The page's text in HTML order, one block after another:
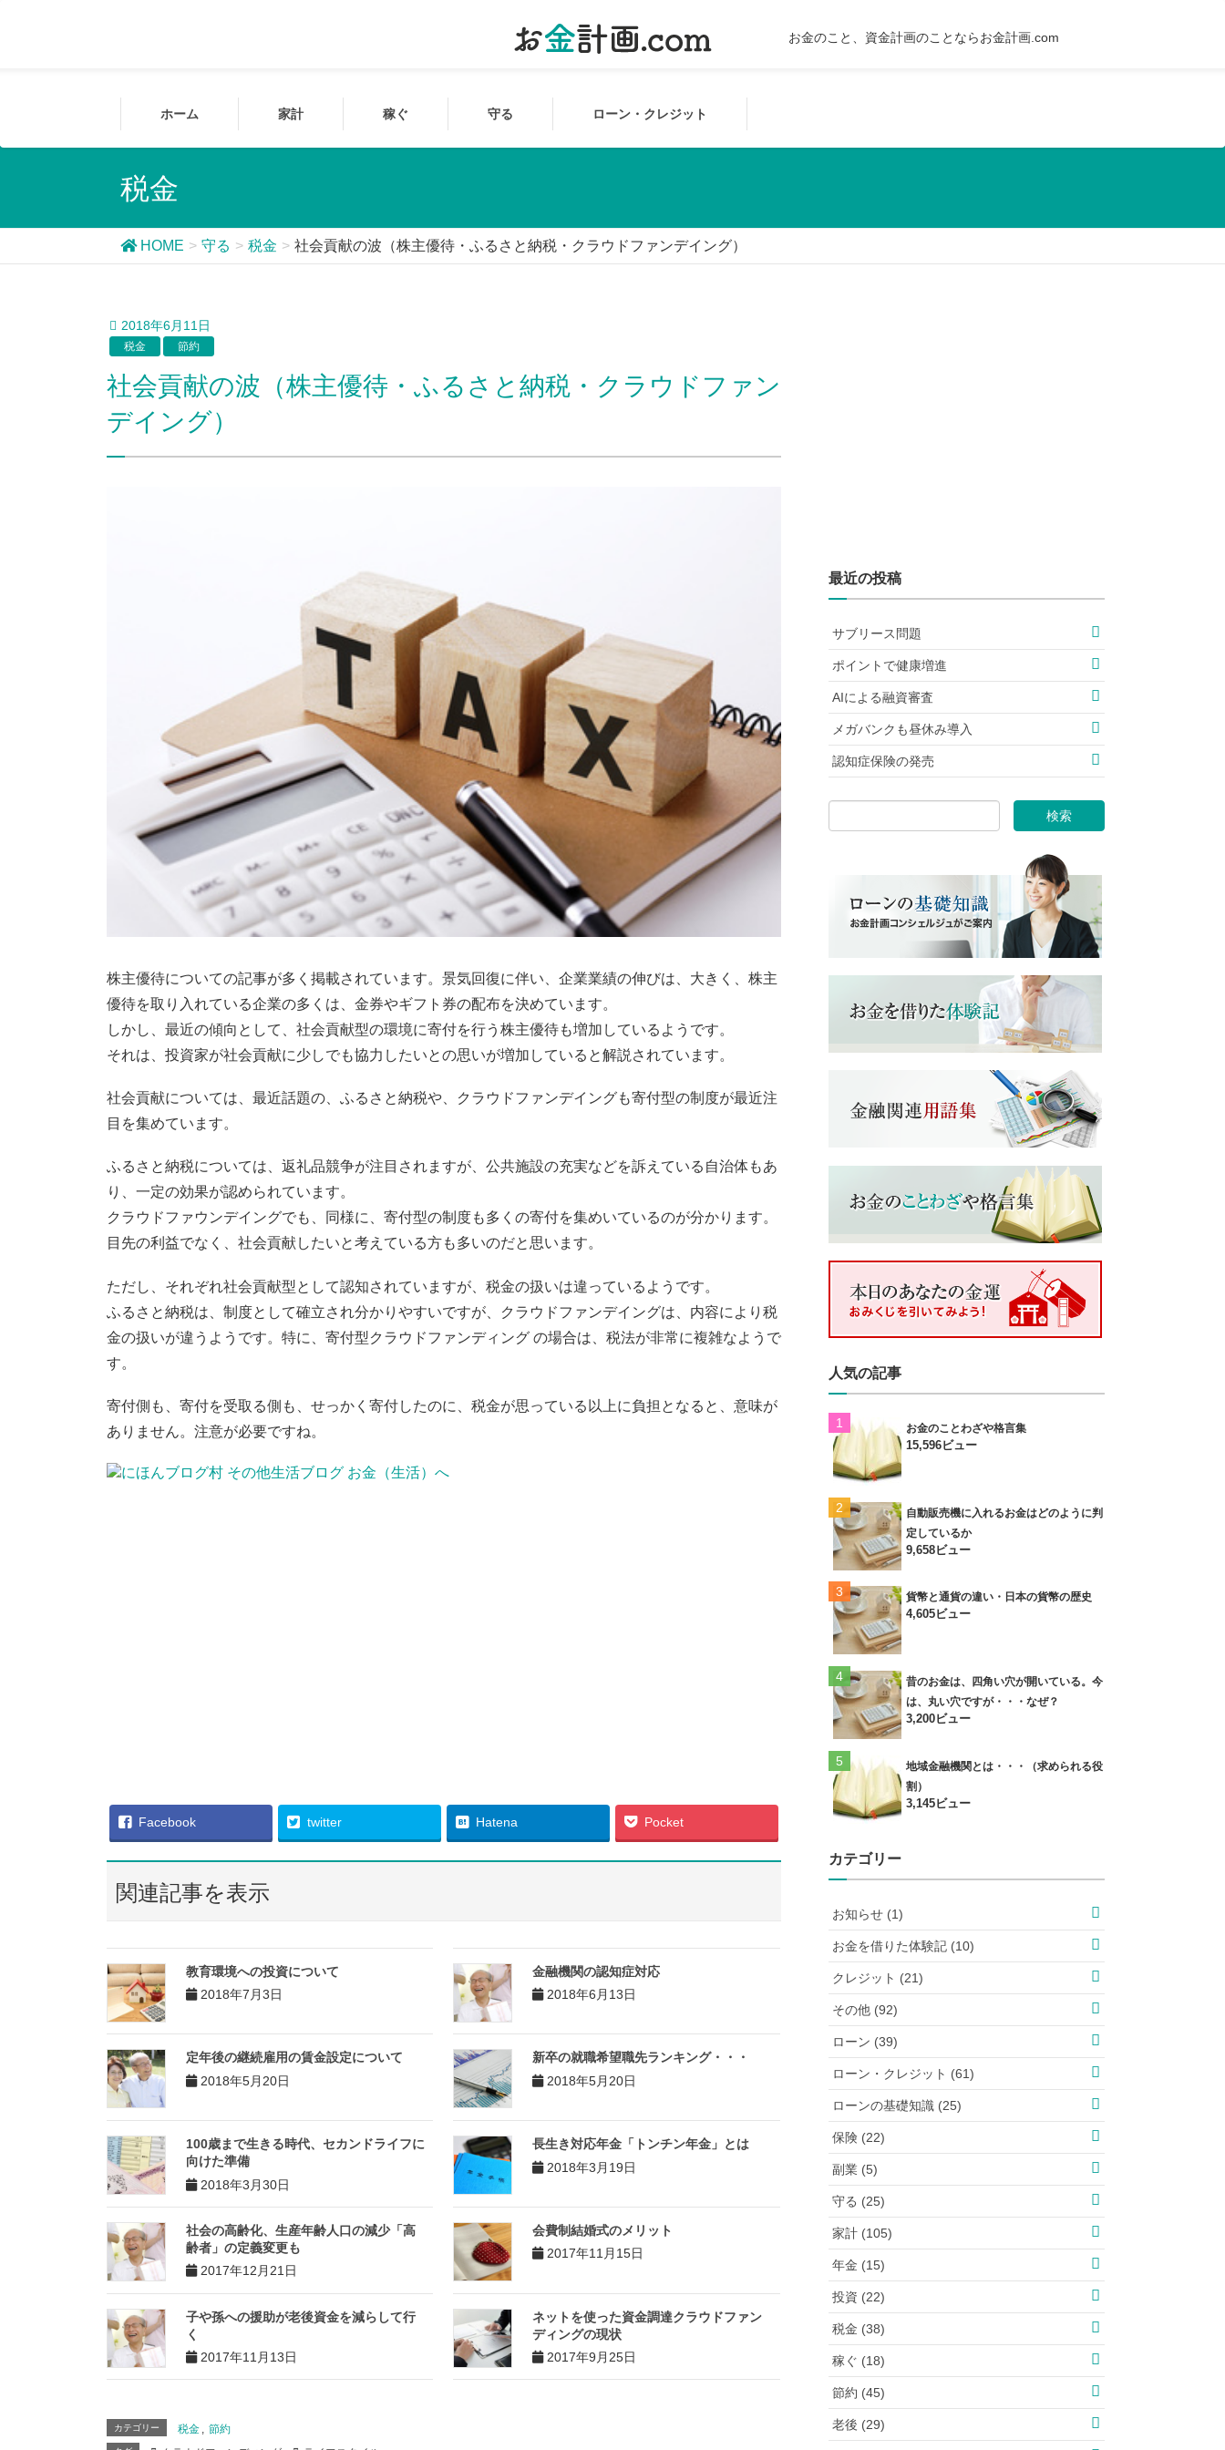
お金のこと、資金計画のことならお金計画.com
ホーム 家計 稼ぐ 守る ローン・クレジット
税金
HOME 守る 税金 社会貢献の波（株主優待・ふるさと納税・クラウドファンデイング）
2018年6月11日
税金 節約
社会貢献の波（株主優待・ふるさと納税・クラウドファン
デイング）
株主優待についての記事が多く掲載されています。景気回復に伴い、企業業績の伸びは、大きく、株主
優待を取り入れている企業の多くは、金券やギフト券の配布を決めています。
しかし、最近の傾向として、社会貢献型の環境に寄付を行う株主優待も増加しているようです。
それは、投資家が社会貢献に少しでも協力したいとの思いが増加していると解説されています。
社会貢献については、最近話題の、ふるさと納税や、クラウドファンデイングも寄付型の制度が最近注
目を集めています。
ふるさと納税については、返礼品競争が注目されますが、公共施設の充実などを訴えている自治体もあ
り、一定の効果が認められています。
クラウドファウンデイングでも、同様に、寄付型の制度も多くの寄付を集めいているのが分かります。
目先の利益でなく、社会貢献したいと考えている方も多いのだと思います。
ただし、それぞれ社会貢献型として認知されていますが、税金の扱いは違っているようです。
ふるさと納税は、制度として確立され分かりやすいですが、クラウドファンデイングは、内容により税
金の扱いが違うようです。特に、寄付型クラウドファンディング の場合は、税法が非常に複雑なようで
す。
寄付側も、寄付を受取る側も、せっかく寄付したのに、税金が思っている以上に負担となると、意味が
ありません。注意が必要ですね。
Facebook twitter Hatena Pocket
関連記事を表示
教育環境への投資について
2018年7月3日
金融機関の認知症対応
2018年6月13日
定年後の継続雇用の賃金設定について
2018年5月20日
新卒の就職希望職先ランキング・・・
2018年5月20日
100歳まで生きる時代、セカンドライフに
向けた準備
2018年3月30日
長生き対応年金「トンチン年金」とは
2018年3月19日
社会の高齢化、生産年齢人口の減少「高
齢者」の定義変更も
2017年12月21日
会費制結婚式のメリット
2017年11月15日
子や孫への援助が老後資金を減らして行
く
2017年11月13日
ネットを使った資金調達クラウドファン
ディングの現状
2017年9月25日
カテゴリー 税金 , 節約
最近の投稿
サブリース問題
ポイントで健康増進
AIによる融資審査
メガバンクも昼休み導入
認知症保険の発売
人気の記事
お金のことわざや格言集
15,596ビュー
自動販売機に入れるお金はどのように判
定しているか
9,658ビュー
貨幣と通貨の違い・日本の貨幣の歴史
4,605ビュー
昔のお金は、四角い穴が開いている。今
は、丸い穴ですが・・・なぜ？
3,200ビュー
地域金融機関とは・・・（求められる役
割）
3,145ビュー
カテゴリー
お知らせ (1)
お金を借りた体験記 (10)
クレジット (21)
その他 (92)
ローン (39)
ローン・クレジット (61)
ローンの基礎知識 (25)
保険 (22)
副業 (5)
守る (25)
家計 (105)
年金 (15)
投資 (22)
税金 (38)
稼ぐ (18)
節約 (45)
老後 (29)